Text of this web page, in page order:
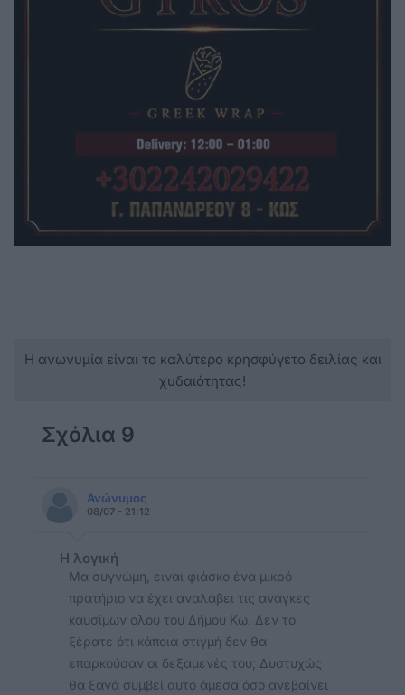
Η ανωνυμία είναι το καλύτερο κρησφύγετο δειλίας και
χυδαιότητας!
Σχόλια 9
Ανώνυμος
08/07 - 21:12
Η λογική
Μα συγνώμη, ειναι φιάσκο ένα μικρό
πρατήριο να έχει αναλάβει τις ανάγκες
καυσίμων ολου του Δήμου Κω. Δεν το
ξέρατε ότι κάποια στιγμή δεν θα
επαρκούσαν οι δεξαμενές του; Δυστυχώς
θα ξανά συμβεί αυτό άμεσα όσο ανεβαίνει